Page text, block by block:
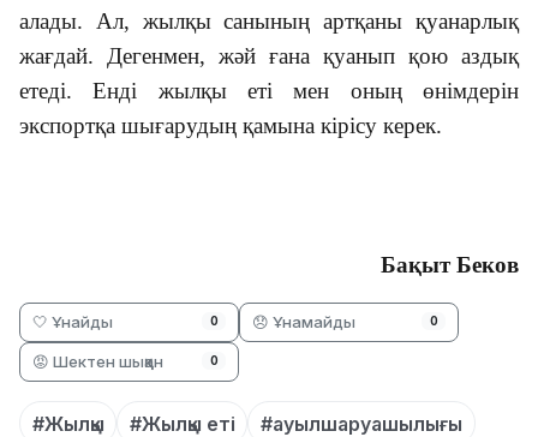
алады. Ал, жылқы санының артқаны қуанарлық
жағдай. Дегенмен, жәй ғана қуанып қою аздық
етеді. Енді жылқы еті мен оның өнімдерін
экспортқа шығарудың қамына кірісу керек.
Бақыт Беков
🤍 Ұнайды 0 😞 Ұнамайды 0
😡 Шектен шыққан 0
#Жылқы #Жылқы еті #ауылшаруашылығы